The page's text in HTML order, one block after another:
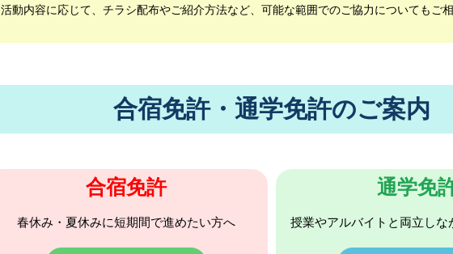
活動内容に応じて、チラシ配布やご紹介方法など、可能な範囲でのご協力についてもご
合宿免許・通学免許のご案内
合宿免許
春休み・夏休みに短期間で進めたい方へ
通学免
授業やアルバイトと両立しな